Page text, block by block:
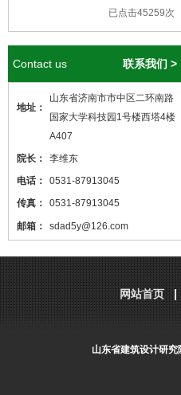
已点击45259次
Contact us 联系我们 >
地址：
山东省济南市市中区二环南路
国家大学科技园1号楼西塔4楼
A407
院长：
李维东
电话：
0531-87913045
传真：
0531-87913045
邮箱：
sdad5y@126.com
设计 ，本站网址
http://www.sdjzsj5y.com
，转载请标明出处！
网站首页
山东省建筑设计研究